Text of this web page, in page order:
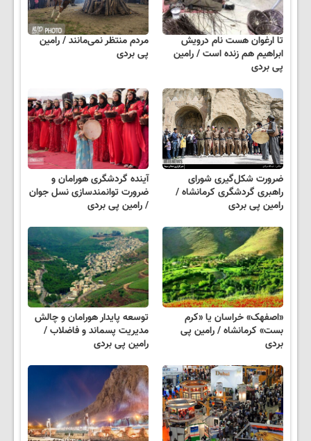
تا ارغوان هست نام درویش
ابراهیم هم زنده است / رامین
پی بردی
مردم منتظر نمی‌مانند / رامین
پی بردی
ضرورت شکل‌گیری شورای
راهبری گردشگری کرمانشاه /
رامین پی بردی
آینده گردشگری هورامان و
ضرورت توانمندسازی نسل جوان
/ رامین پی بردی
«اصفهک» خراسان یا «کرم
بست» کرمانشاه / رامین پی
بردی
توسعه پایدار هورامان و چالش
مدیریت پسماند و فاضلاب /
رامین پی بردی